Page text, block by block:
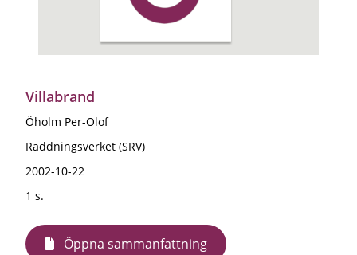
Villabrand
Öholm Per-Olof
Räddningsverket (SRV)
2002-10-22
1 s.
Öppna sammanfattning